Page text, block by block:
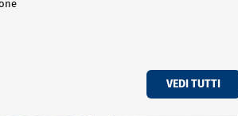
VEDI TUTTI